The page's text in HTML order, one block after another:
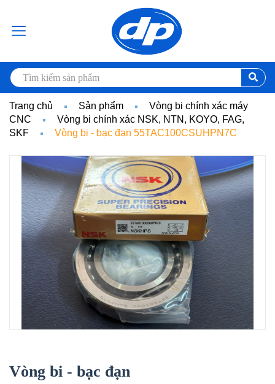
Trang chủ Sản phẩm
Vòng bi chính xác máy
CNC
Vòng bi chính xác NSK, NTN, KOYO, FAG,
SKF
Vòng bi - bạc đạn 55TAC100CSUHPN7C
Vòng bi - bạc đạn